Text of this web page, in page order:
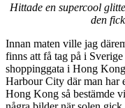
Hittade en supercool
den
Innan maten ville jag
finns att få tag på i
shoppinggata i Hong
Harbour City där man har
Hong Kong så bestämde